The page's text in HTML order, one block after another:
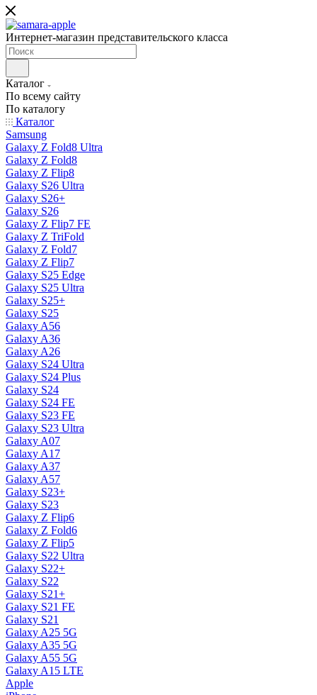
Интернет-магазин представительского класса
Каталог
По всему сайту
По каталогу
Каталог
Samsung
Galaxy Z Fold8 Ultra
Galaxy Z Fold8
Galaxy Z Flip8
Galaxy S26 Ultra
Galaxy S26+
Galaxy S26
Galaxy Z Flip7 FE
Galaxy Z TriFold
Galaxy Z Fold7
Galaxy Z Flip7
Galaxy S25 Edge
Galaxy S25 Ultra
Galaxy S25+
Galaxy S25
Galaxy A56
Galaxy A36
Galaxy A26
Galaxy S24 Ultra
Galaxy S24 Plus
Galaxy S24
Galaxy S24 FE
Galaxy S23 FE
Galaxy S23 Ultra
Galaxy A07
Galaxy A17
Galaxy A37
Galaxy A57
Galaxy S23+
Galaxy S23
Galaxy Z Flip6
Galaxy Z Fold6
Galaxy Z Flip5
Galaxy S22 Ultra
Galaxy S22+
Galaxy S22
Galaxy S21+
Galaxy S21 FE
Galaxy S21
Galaxy A25 5G
Galaxy A35 5G
Galaxy A55 5G
Galaxy A15 LTE
Apple